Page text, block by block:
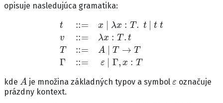
opisuje nasledujúca gramatika:
t t x T t T::= A T → T
kde
A
je množina základných typov a symbol
označuje
prázdny kontext.